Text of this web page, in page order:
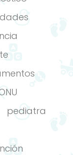
pediatra